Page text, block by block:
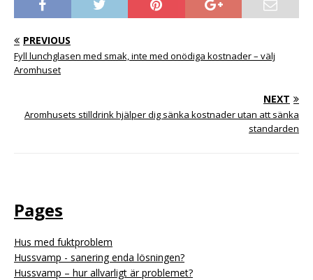
PREVIOUS
Fyll lunchglasen med smak, inte med onödiga kostnader – välj
Aromhuset
NEXT
Aromhusets stilldrink hjälper dig sänka kostnader utan att sänka
standarden
Pages
Hus med fuktproblem
Hussvamp - sanering enda lösningen?
Hussvamp – hur allvarligt är problemet?